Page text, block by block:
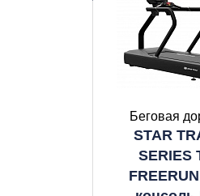
Беговая
STAR
SERIES